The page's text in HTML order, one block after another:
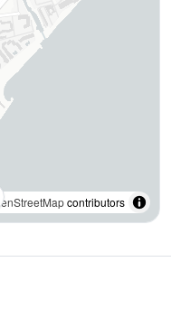
contributors